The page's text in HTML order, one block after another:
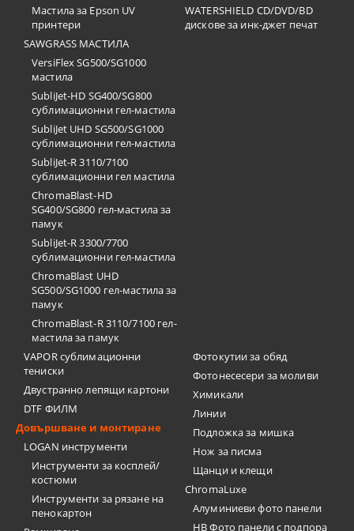
Мастила за Epson UV
принтери
SAWGRASS МАСТИЛА
VersiFlex SG500/SG1000
мастила
SubliJet-HD SG400/SG800
сублимационни гел-мастила
SubliJet UHD SG500/SG1000
сублимационни гел-мастила
SubliJet-R 3110/7100
сублимационни гел мастила
ChromaBlast-HD
SG400/SG800 гел-мастила за
памук
SubliJet-R 3300/7700
сублимационни гел-мастила
ChromaBlast UHD
SG500/SG1000 гел-мастила за
памук
ChromaBlast-R 3110/7100 гел-
мастила за памук
WATERSHIELD CD/DVD/BD
дискове за инк-джет печат
VAPOR сублимационни
тениски
Двустранно лепящи картони
DTF ФИЛМ
Довършване и монтиране
LOGAN инструменти
Инструменти за косплей/
костюми
Инструменти за рязане на
пенокартон
Фотокутии за обяд
Фотонесесери за моливи
Химикали
Линии
Подложка за мишка
Нож за писма
Щанци и клещи
ChromaLuxe
Алуминиеви фото панели
HB Фото панели с подпора